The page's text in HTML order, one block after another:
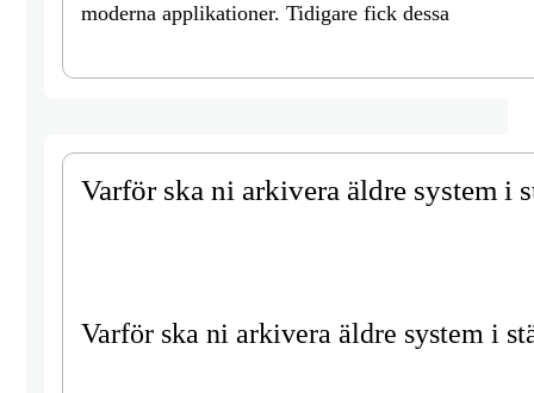
moderna applikationer. Tidigare fick dessa
Varför ska ni arkivera äldre system i
Varför ska ni arkivera äldre system i